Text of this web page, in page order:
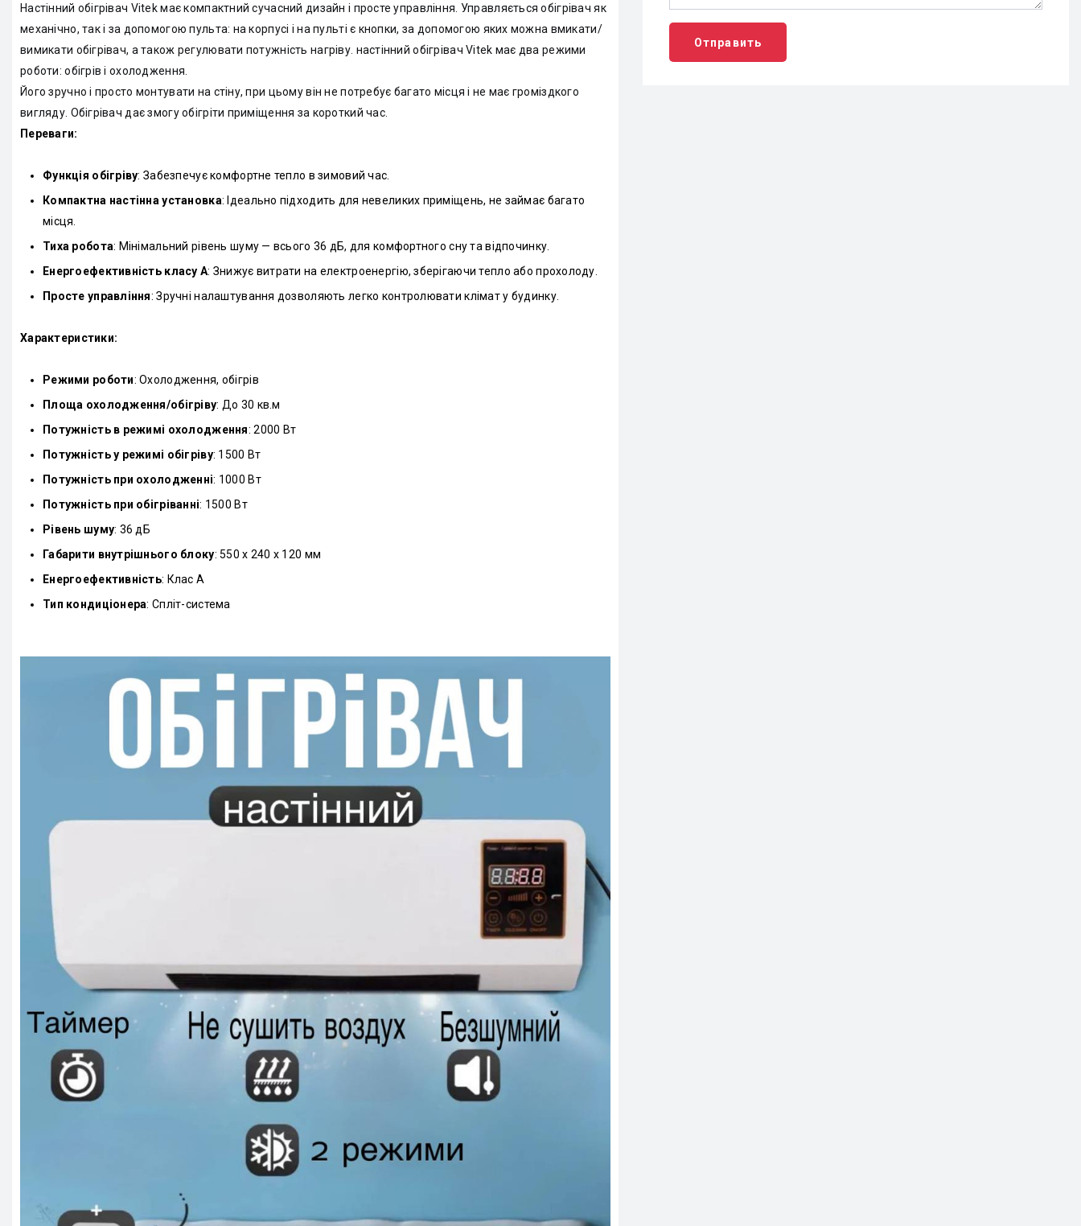
Настінний обігрівач Vitek має компактний сучасний дизайн і просте управління. Управляється обігрівач як
механічно, так і за допомогою пульта: на корпусі і на пульті є кнопки, за допомогою яких можна вмикати/
вимикати обігрівач, а також регулювати потужність нагріву. настінний обігрівач Vitek має два режими
роботи: обігрів і охолодження.
Його зручно і просто монтувати на стіну, при цьому він не потребує багато місця і не має громіздкого
вигляду. Обігрівач дає змогу обігріти приміщення за короткий час.
Переваги:
Функція обігріву: Забезпечує комфортне тепло в зимовий час.
Компактна настінна установка: Ідеально підходить для невеликих приміщень, не займає багато
місця.
Тиха робота: Мінімальний рівень шуму — всього 36 дБ, для комфортного сну та відпочинку.
Енергоефективність класу A: Знижує витрати на електроенергію, зберігаючи тепло або прохолоду.
Просте управління: Зручні налаштування дозволяють легко контролювати клімат у будинку.
Характеристики:
Режими роботи: Охолодження, обігрів
Площа охолодження/обігріву: До 30 кв.м
Потужність в режимі охолодження: 2000 Вт
Потужність у режимі обігріву: 1500 Вт
Потужність при охолодженні: 1000 Вт
Потужність при обігріванні: 1500 Вт
Рівень шуму: 36 дБ
Габарити внутрішнього блоку: 550 x 240 x 120 мм
Енергоефективність: Клас A
Тип кондиціонера: Спліт-система
Отправить